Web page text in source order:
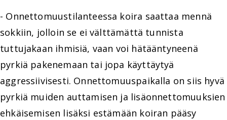
- Onnettomuustilanteessa koira saattaa mennä
sokkiin, jolloin se ei välttämättä tunnista
tuttujakaan ihmisiä, vaan voi hätääntyneenä
pyrkiä pakenemaan tai jopa käyttäytyä
aggressiivisesti. Onnettomuuspaikalla on siis hyvä
pyrkiä muiden auttamisen ja lisäonnettomuuksien
ehkäisemisen lisäksi estämään koiran pääsy